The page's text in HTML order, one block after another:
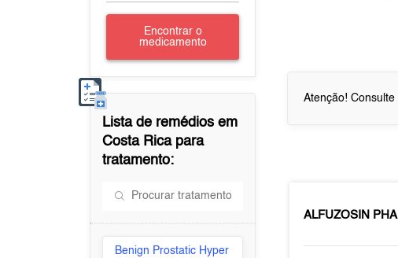
Encontrar o
medicamento
Lista de remédios em
Costa Ricapara
tratamento:
Benign Prostatic Hyper
Atenção!
ALFUZOSIN